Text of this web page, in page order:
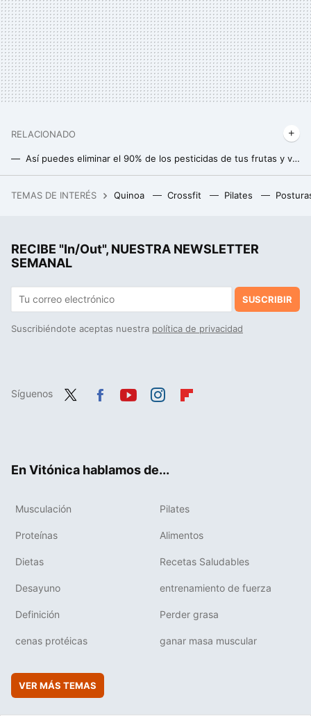
RELACIONADO
Así puedes eliminar el 90% de los pesticidas de tus frutas y verduras en dos simples pasos
TEMAS DE INTERÉS Quinoa Crossfit Pilates
RECIBE "In/Out", NUESTRA NEWSLETTER
SEMANAL
SUSCRIBIR
Suscribiéndote aceptas nuestra política de privacidad
Síguenos
En Vitónica hablamos de...
Musculación Pilates
Proteínas Alimentos
Dietas Recetas Saludables
Desayuno entrenamiento de fuerza
Definición Perder grasa
cenas protéicas ganar masa muscular
VER MÁS TEMAS